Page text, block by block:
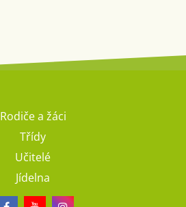
Rodiče a žáci
Třídy
Učitelé
Jídelna